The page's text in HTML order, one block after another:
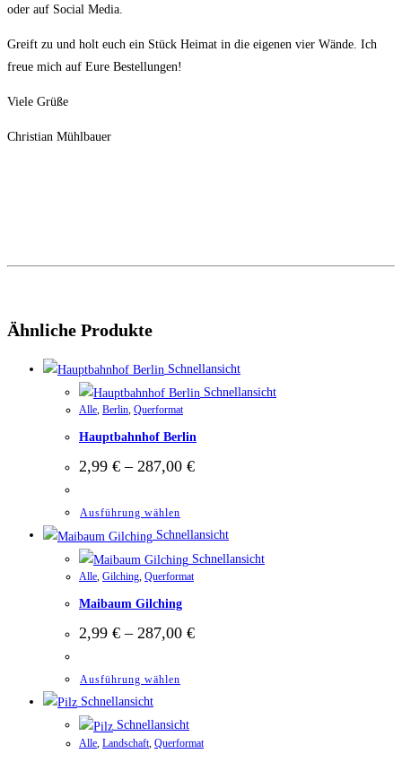
oder auf Social Media.
Greift zu und holt euch ein Stück Heimat in die eigenen vier Wände. Ich
freue mich auf Eure Bestellungen!
Viele Grüße
Christian Mühlbauer
Ähnliche Produkte
Schnellansicht
Schnellansicht
Alle, Berlin, Querformat
Hauptbahnhof Berlin
2,99 € – 287,00 €
Ausführung wählen
Schnellansicht
Schnellansicht
Alle, Gilching, Querformat
Maibaum Gilching
2,99 € – 287,00 €
Ausführung wählen
Schnellansicht
Schnellansicht
Alle Landschaft Querformat